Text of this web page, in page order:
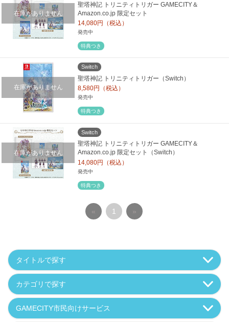
在庫がありません
聖塔神記 トリニティトリガー GAMECITY＆
Amazon.co.jp 限定セット
14,080円（税込）
発売中
特典つき
在庫がありません
Switch
聖塔神記 トリニティトリガー（Switch）
8,580円（税込）
発売中
特典つき
在庫がありません
Switch
聖塔神記 トリニティトリガー GAMECITY＆
Amazon.co.jp 限定セット（Switch）
14,080円（税込）
発売中
特典つき
« 1 »
タイトルで探す
カテゴリで探す
GAMECITY市民向けサービス